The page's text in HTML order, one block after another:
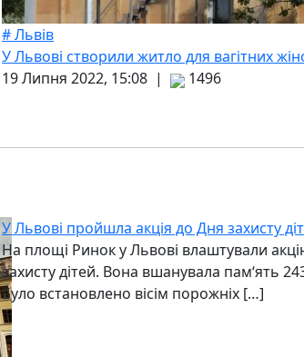
# Львів
У Львові створили житло для вагітних
19 Липня 2022, 15:08 |
1496
У Львові пройшла акція до Дня захисту
На площі Ринок у Львові влаштували
захисту дітей. Вона вшанувала пам‘ять
Було встановлено вісім порожніх […]